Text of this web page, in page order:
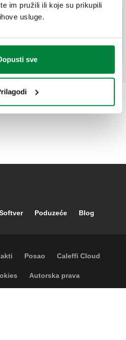
im pružili ili koje su prikupili
usluge.
sve
Poduzeće Blog
Posao Caleffi Cloud
Autorska prava